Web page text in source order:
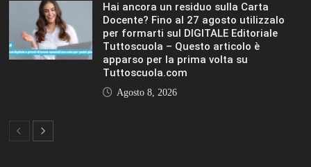
Hai ancora un residuo sulla Carta
Docente? Fino al 27 agosto utilizzalo
per formarti sul DIGITALE Editoriale
Tuttoscuola – Questo articolo è
apparso per la prima volta su
Tuttoscuola.com
Agosto 8, 2026